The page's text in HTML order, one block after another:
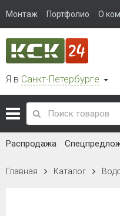
Монтаж Портфолио О
Я в Санкт-Петербурге
Распродажа
Главная Каталог